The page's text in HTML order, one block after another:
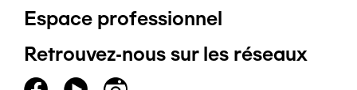
de
page
Espace professionnel
Retrouvez-nous sur les réseaux